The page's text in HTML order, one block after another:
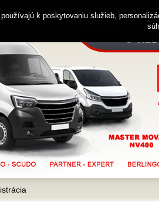
238 482 k poskytovaniu služieb,